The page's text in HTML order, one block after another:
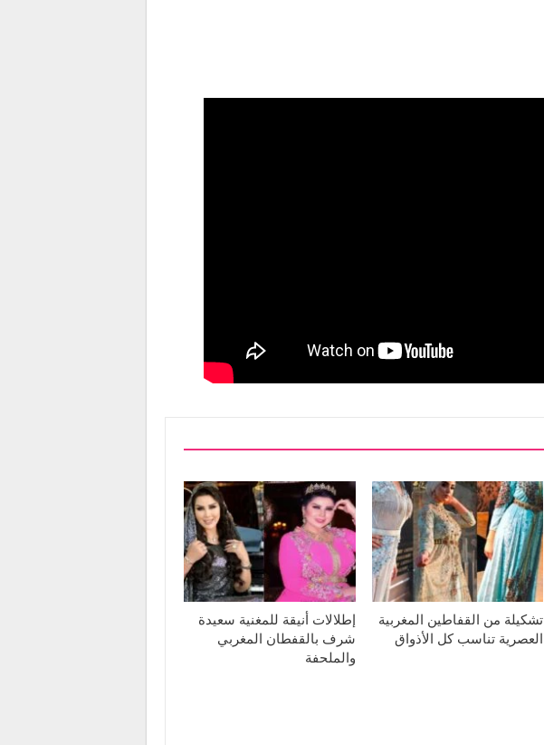
تشكيلة من القفاطين المغربية
العصرية تناسب كل الأذواق
إطلالات أنيقة للمغنية سعيدة
شرف بالقفطان المغربي
والملحفة